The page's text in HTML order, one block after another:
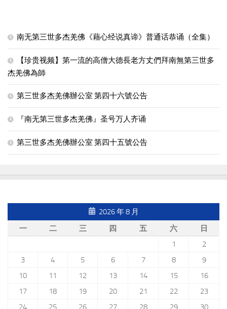
南无第三世多杰羌佛《藉心经说真谛》普通话恭诵（全集）
【珍贵视频】第一流的高僧大德長老方丈們拜南無第三世多
杰羌佛為師
第三世多杰羌佛辦公室 第四十六號公告
『南无第三世多杰羌佛』圣号万人齐诵
第三世多杰羌佛辦公室 第四十五號公告
2026 年 8 月
一
二 三 四 五 六
日
1
2
3
4 5 6 7 8
9
10
11 12 13 14 15
16
17
18 19 20 21 22
23
24
25 26 27 28 29 30